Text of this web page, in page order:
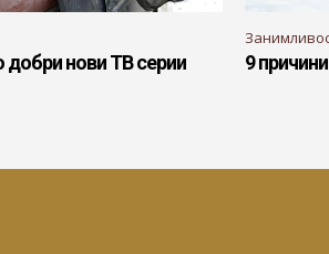
добри нови ТВ серии 9